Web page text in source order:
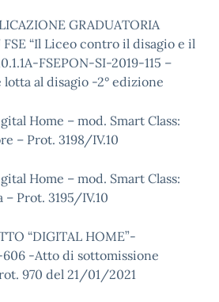
GRADUATORIA
FSE “Il Liceo contro il disagio e il
FSEPON-SI-2019-115 –
al disagio -2° edizione
Home – mod. Smart Class:
– Prot. 3198/IV.10
Home – mod. Smart Class:
Prot. 3195/IV.10
“DIGITAL HOME”-
606 -Atto di sottomissione
970 del 21/01/2021